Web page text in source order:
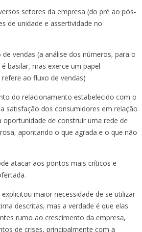
setores da empresa (do pré ao pós-
de unidade e assertividade no
vendas (a análise dos números, para o
basilar, mas exerce um papel
ao fluxo de vendas)
do relacionamento estabelecido com o
satisfação dos consumidores em relação
oportunidade de construir uma rede de
apontando o que agrada e o que não
atacar aos pontos mais críticos e
maior necessidade de se utilizar
descritas, mas a verdade é que elas
rumo ao crescimento da empresa,
de crises, principalmente com a